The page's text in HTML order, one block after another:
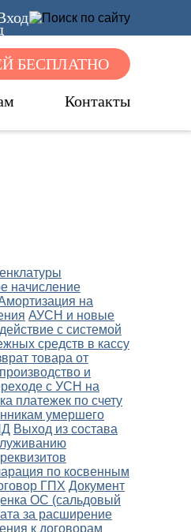
БЕСПЛАТНО
Контакты
начисление
на
АУСН и новые
с системой
средств в кассу
товара от
и
с УСН на
платежек по счету
умершего
Выход из состава
по косвенным
ГПХ Документ
ОС (сальдовый
за расширение
к договорам